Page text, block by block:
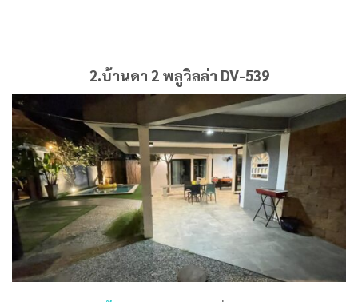
2.บ้านดา 2 พลูวิลล่า DV-539